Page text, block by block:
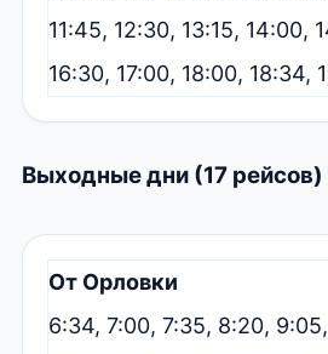
11:45, 12:30, 13:15, 14:00,
16:30, 17:00, 18:00, 18:34,
Выходные дни (17 рейсов)
От Орловки
6:34, 7:00, 7:35, 8:20,